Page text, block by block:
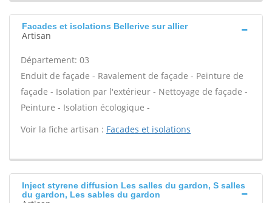
Facades et isolations Bellerive sur allier
Artisan
Département: 03
Enduit de façade - Ravalement de façade - Peinture de
façade - Isolation par l'extérieur - Nettoyage de façade -
Peinture - Isolation écologique -
Voir la fiche artisan : Facades et isolations
Inject styrene diffusion Les salles du gardon, S salles
du gardon, Les sables du gardon